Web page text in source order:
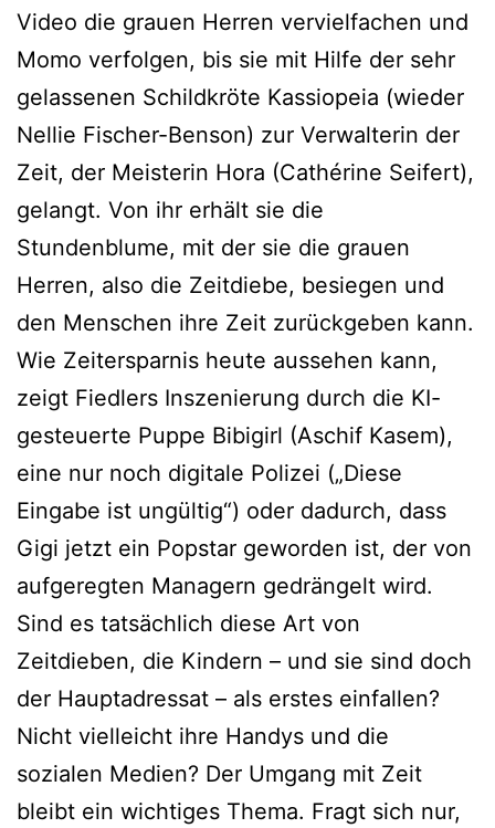
Video die grauen Herren vervielfachen und
Momo verfolgen, bis sie mit Hilfe der sehr
gelassenen Schildkröte Kassiopeia (wieder
Nellie Fischer-Benson) zur Verwalterin der
Zeit, der Meisterin Hora (Cathérine Seifert),
gelangt. Von ihr erhält sie die
Stundenblume, mit der sie die grauen
Herren, also die Zeitdiebe, besiegen und
den Menschen ihre Zeit zurückgeben kann.
Wie Zeitersparnis heute aussehen kann,
zeigt Fiedlers Inszenierung durch die KI-
gesteuerte Puppe Bibigirl (Aschif Kasem),
eine nur noch digitale Polizei („Diese
Eingabe ist ungültig“) oder dadurch, dass
Gigi jetzt ein Popstar geworden ist, der von
aufgeregten Managern gedrängelt wird.
Sind es tatsächlich diese Art von
Zeitdieben, die Kindern – und sie sind doch
der Hauptadressat – als erstes einfallen?
Nicht vielleicht ihre Handys und die
sozialen Medien? Der Umgang mit Zeit
bleibt ein wichtiges Thema. Fragt sich nur,